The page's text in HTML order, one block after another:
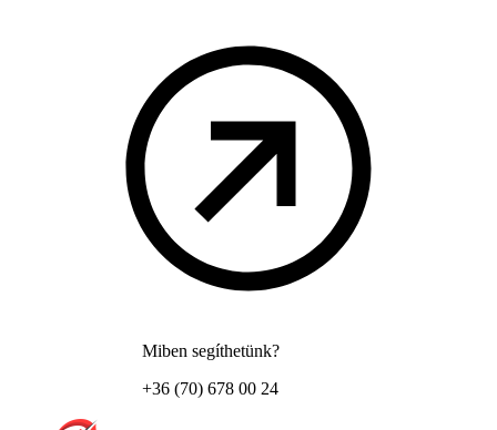
Miben segíthetünk?
+36 (70) 678 00 24